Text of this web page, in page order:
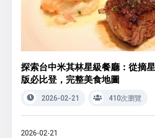
探索台中米其林星級餐廳：從摘
版必比登，完整美食地圖
2026-02-21 410次瀏覽
2026-02-21